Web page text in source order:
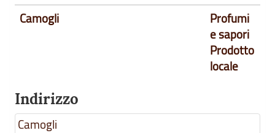
Camogli
Profumi
e sapori
Prodotto
locale
Indirizzo
Camogli